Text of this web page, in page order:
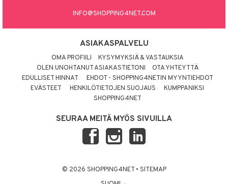
INFO@SHOPPING4NET.COM
ASIAKASPALVELU
OMA PROFIILI
KYSYMYKSIÄ & VASTAUKSIA
OLEN UNOHTANUT ASIAKASTIETONI
OTA YHTEYTTÄ
EDULLISET HINNAT
EHDOT - SHOPPING4NETIN MYYNTIEHDOT
EVÄSTEET
HENKILÖTIETOJEN SUOJAUS
KUMPPANIKSI
SHOPPING4NET
SEURAA MEITÄ MYÖS SIVUILLA
© 2026 SHOPPING4NET • SITEMAP